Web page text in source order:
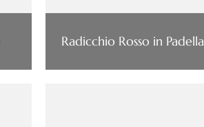
Radicchio Rosso in Padella